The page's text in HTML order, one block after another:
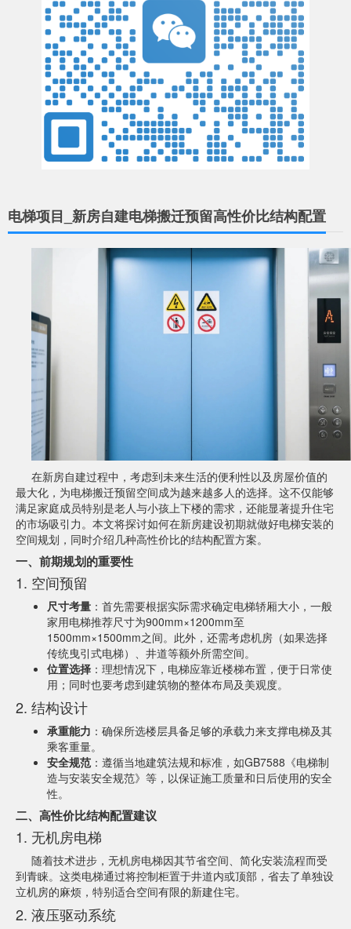
电梯项目_新房自建电梯搬迁预留高性价比结构配置
在新房自建过程中，考虑到未来生活的便利性以及房屋价值的
最大化，为电梯搬迁预留空间成为越来越多人的选择。这不仅能够
满足家庭成员特别是老人与小孩上下楼的需求，还能显著提升住宅
的市场吸引力。本文将探讨如何在新房建设初期就做好电梯安装的
空间规划，同时介绍几种高性价比的结构配置方案。
一、前期规划的重要性
1. 空间预留
尺寸考量 ：首先需要根据实际需求确定电梯轿厢大小，一般
家用电梯推荐尺寸为900mm×1200mm至
1500mm×1500mm之间。此外，还需考虑机房（如果选择
传统曳引式电梯）、井道等额外所需空间。
位置选择 ：理想情况下，电梯应靠近楼梯布置，便于日常使
用；同时也要考虑到建筑物的整体布局及美观度。
2. 结构设计
承重能力 ：确保所选楼层具备足够的承载力来支撑电梯及其
乘客重量。
安全规范 ：遵循当地建筑法规和标准，如GB7588《电梯制
造与安装安全规范》等，以保证施工质量和日后使用的安全
性。
二、高性价比结构配置建议
1. 无机房电梯
随着技术进步，无机房电梯因其节省空间、简化安装流程而受
到青睐。这类电梯通过将控制柜置于井道内或顶部，省去了单独设
立机房的麻烦，特别适合空间有限的新建住宅。
2. 液压驱动系统